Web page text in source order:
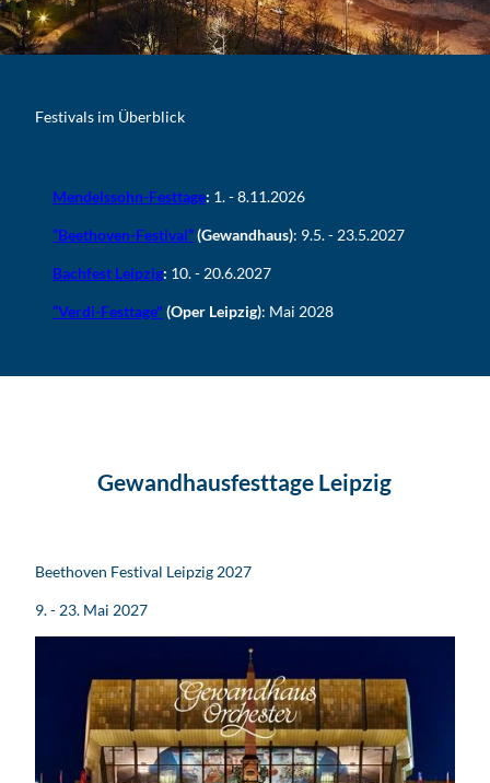
Festivals im Überblick
Mendelssohn-Festtage: 1. - 8.11.2026
“Beethoven-Festival”(Gewandhaus): 9.5. - 23.5.2027
Bachfest Leipzig: 10. - 20.6.2027
“Verdi-Festtage" (Oper Leipzig): Mai 2028
Gewandhausfesttage Leipzig
Beethoven Festival Leipzig 2027
9. - 23. Mai 2027